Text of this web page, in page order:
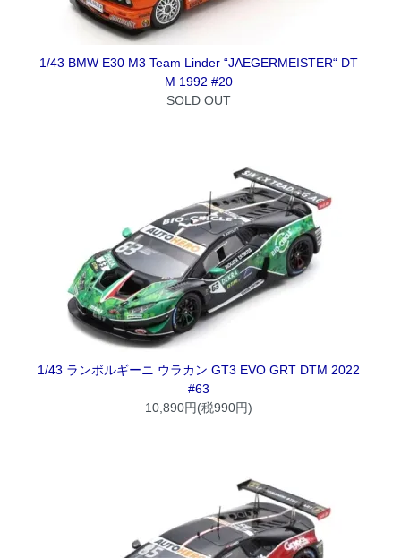
1/43 BMW E30 M3 Team Linder “JAEGERMEISTER“ DT
M 1992 #20
SOLD OUT
1/43 ランボルギーニ ウラカン GT3 EVO GRT DTM 2022
#63
10,890円(税990円)